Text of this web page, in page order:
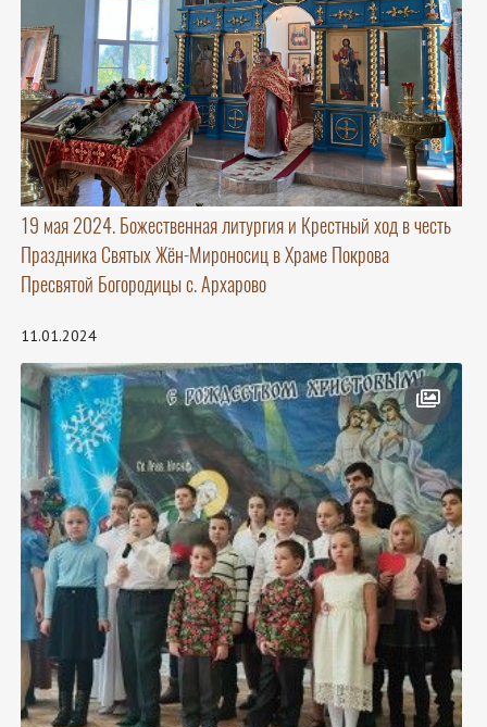
19 мая 2024. Божественная литургия и Крестный ход в честь
Праздника Святых Жён-Мироносиц в Храме Покрова
Пресвятой Богородицы с. Архарово
11.01.2024